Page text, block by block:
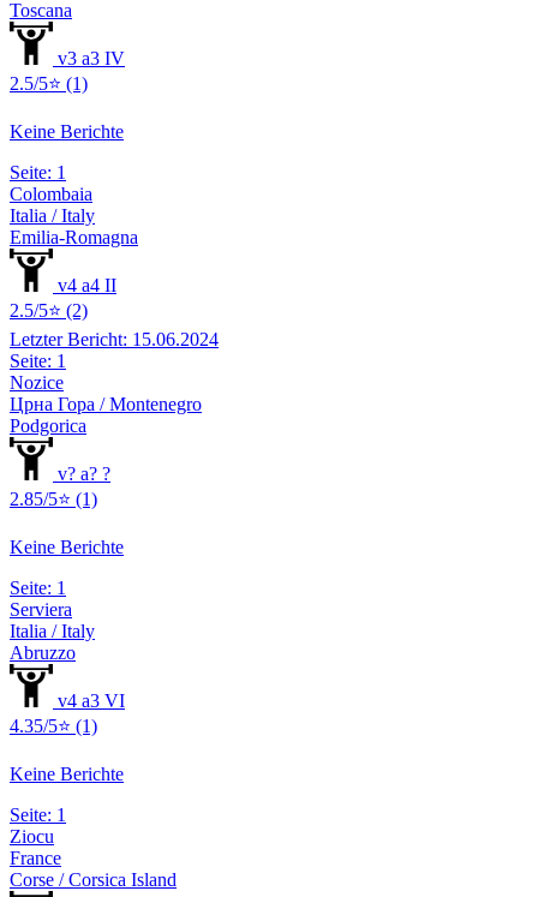
Toscana
v3 a3 IV
2.5/5⭐ (1)
Keine Berichte
Seite: 1
Colombaia
Italia / Italy
Emilia-Romagna
v4 a4 II
2.5/5⭐ (2)
Letzter Bericht: 15.06.2024
Seite: 1
Nozice
Црна Гора / Montenegro
Podgorica
v? a? ?
2.85/5⭐ (1)
Keine Berichte
Seite: 1
Serviera
Italia / Italy
Abruzzo
v4 a3 VI
4.35/5⭐ (1)
Keine Berichte
Seite: 1
Ziocu
France
Corse / Corsica Island